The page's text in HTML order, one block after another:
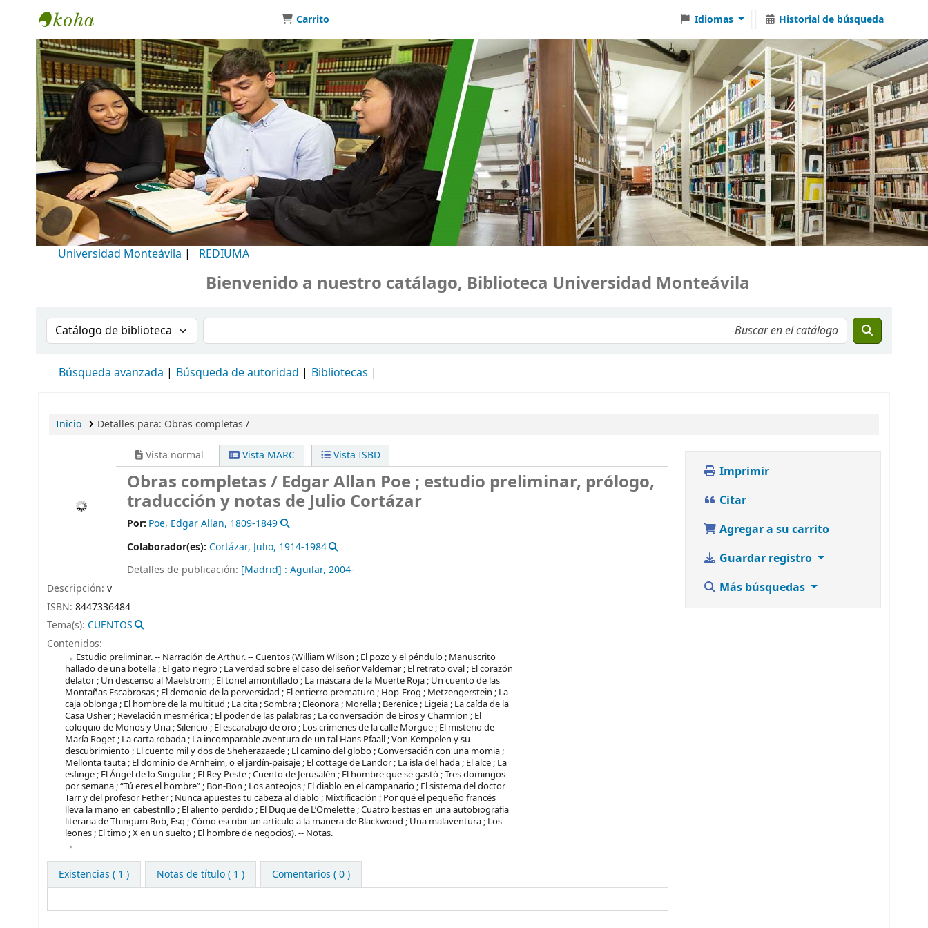
Biblioteca Universidad Monteávila
Carrito Idiomas Historial de búsqueda
Universidad Monteávila | REDIUMA
Bienvenido a nuestro catálago, Biblioteca Universidad Monteávila
Buscar en el catálogo por:Buscar en el catálogo
Búsqueda avanzada Búsqueda de autoridad Bibliotecas
Inicio Detalles para: Obras completas /
Vista normal Vista MARC Vista ISBD
Obras completas / Edgar Allan Poe ; estudio preliminar, prólogo,
traducción y notas de Julio Cortázar
Por: Poe, Edgar Allan, 1809-1849
Colaborador(es): Cortázar, Julio, 1914-1984
Detalles de publicación: [Madrid] : Aguilar, 2004-
Descripción: v
ISBN: 8447336484
Tema(s): CUENTOS
Contenidos:
Estudio preliminar. -- Narración de Arthur. -- Cuentos (William Wilson ; El pozo y el péndulo ; Manuscrito
hallado de una botella ; El gato negro ; La verdad sobre el caso del señor Valdemar ; El retrato oval ; El corazón
delator ; Un descenso al Maelstrom ; El tonel amontillado ; La máscara de la Muerte Roja ; Un cuento de las
Montañas Escabrosas ; El demonio de la perversidad ; El entierro prematuro ; Hop-Frog ; Metzengerstein ; La
caja oblonga ; El hombre de la multitud ; La cita ; Sombra ; Eleonora ; Morella ; Berenice ; Ligeia ; La caída de la
Casa Usher ; Revelación mesmérica ; El poder de las palabras ; La conversación de Eiros y Charmion ; El
coloquio de Monos y Una ; Silencio ; El escarabajo de oro ; Los crímenes de la calle Morgue ; El misterio de
María Roget ; La carta robada ; La incomparable aventura de un tal Hans Pfaall ; Von Kempelen y su
descubrimiento ; El cuento mil y dos de Sheherazaede ; El camino del globo ; Conversación con una momia ;
Mellonta tauta ; El dominio de Arnheim, o el jardín-paisaje ; El cottage de Landor ; La isla del hada ; El alce ; La
esfinge ; El Ángel de lo Singular ; El Rey Peste ; Cuento de Jerusalén ; El hombre que se gastó ; Tres domingos
por semana ; “Tú eres el hombre” ; Bon-Bon ; Los anteojos ; El diablo en el campanario ; El sistema del doctor
Tarr y del profesor Fether ; Nunca apuestes tu cabeza al diablo ; Mixtificación ; Por qué el pequeño francés
lleva la mano en cabestrillo ; El aliento perdido ; El Duque de L’Omelette ; Cuatro bestias en una autobiografía
literaria de Thingum Bob, Esq ; Cómo escribir un artículo a la manera de Blackwood ; Una malaventura ; Los
leones ; El timo ; X en un suelto ; El hombre de negocios). -- Notas.
Existencias ( 1 ) Notas de título ( 1 ) Comentarios ( 0 )
Imprimir
Citar
Agregar a su carrito
Guardar registro
Más búsquedas